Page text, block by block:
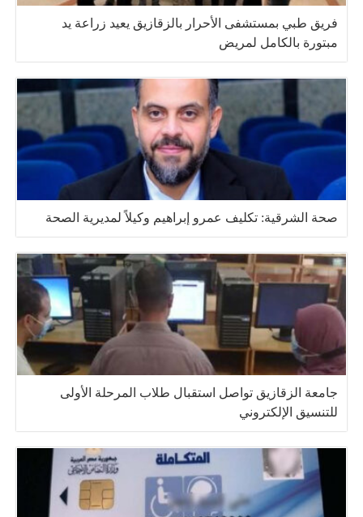
فريق طبي بمستشفى الأحرار بالزقازيق يعيد زراعة يد
مبتورة بالكامل لمريض
صحة الشرقية: تكليف عمرو إبراهيم وكيلاً لمديرية الصحة
جامعة الزقازيق تواصل استقبال طلاب المرحلة الأولى
للتنسيق الإلكتروني